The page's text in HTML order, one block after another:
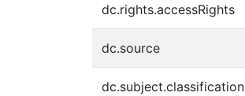
dc.rights.accessRights
dc.source
dc.subject.classification